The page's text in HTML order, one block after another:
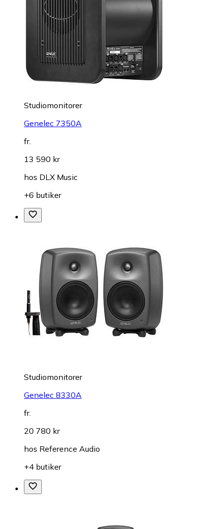
Studiomonitorer
Genelec 7350A
fr.
13 590 kr
hos DLX Music
+6 butiker
Studiomonitorer
Genelec 8330A
fr.
20 780 kr
hos Reference Audio
+4 butiker